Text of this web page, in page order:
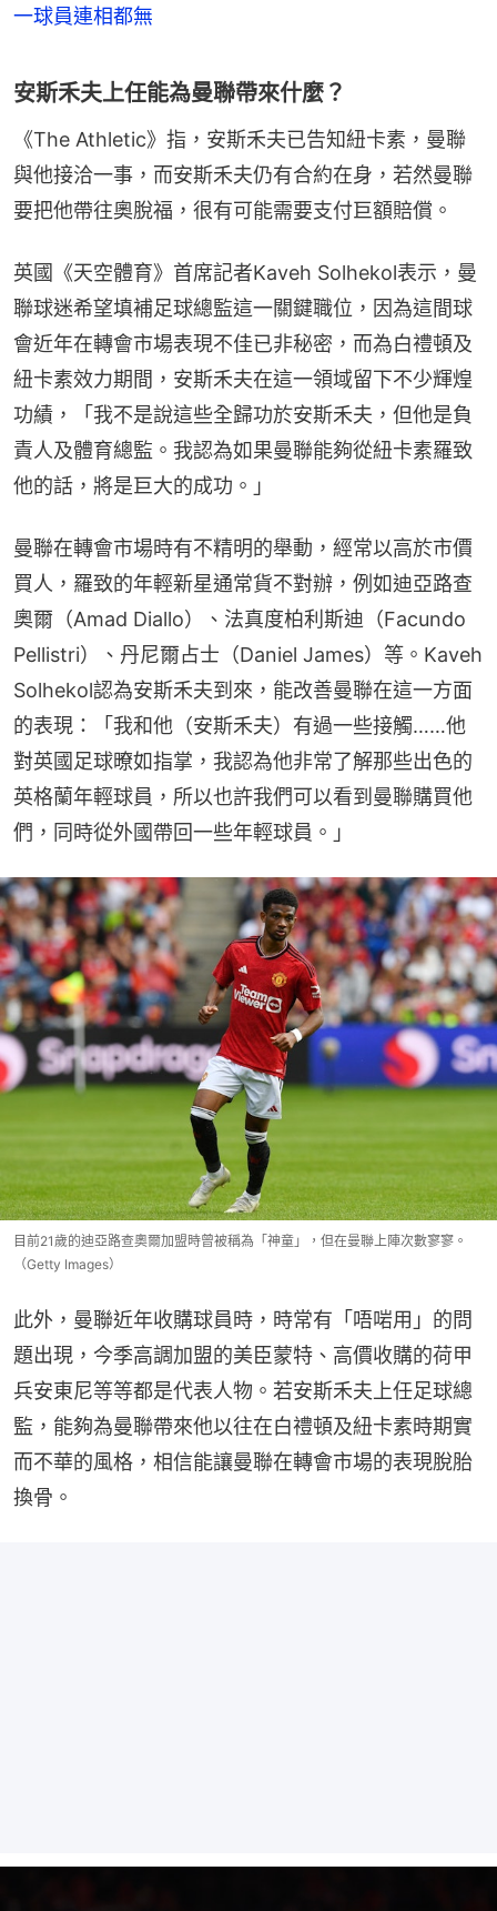
一球員連相都無
安斯禾夫上任能為曼聯帶來什麼？
《The Athletic》指，安斯禾夫已告知紐卡素，曼聯
與他接洽一事，而安斯禾夫仍有合約在身，若然曼聯
要把他帶往奧脫福，很有可能需要支付巨額賠償。
英國《天空體育》首席記者Kaveh Solhekol表示，曼
聯球迷希望填補足球總監這一關鍵職位，因為這間球
會近年在轉會市場表現不佳已非秘密，而為白禮頓及
紐卡素效力期間，安斯禾夫在這一領域留下不少輝煌
功績，「我不是說這些全歸功於安斯禾夫，但他是負
責人及體育總監。我認為如果曼聯能夠從紐卡素羅致
他的話，將是巨大的成功。」
曼聯在轉會市場時有不精明的舉動，經常以高於市價
買人，羅致的年輕新星通常貨不對辦，例如迪亞路查
奧爾（Amad Diallo）、法真度柏利斯迪（Facundo
Pellistri）、丹尼爾占士（Daniel James）等。Kaveh
Solhekol認為安斯禾夫到來，能改善曼聯在這一方面
的表現：「我和他（安斯禾夫）有過一些接觸……他
對英國足球暸如指掌，我認為他非常了解那些出色的
英格蘭年輕球員，所以也許我們可以看到曼聯購買他
們，同時從外國帶回一些年輕球員。」
目前21歲的迪亞路查奧爾加盟時曾被稱為「神童」，但在曼聯上陣次數寥寥。
（Getty Images）
此外，曼聯近年收購球員時，時常有「唔啱用」的問
題出現，今季高調加盟的美臣蒙特、高價收購的荷甲
兵安東尼等等都是代表人物。若安斯禾夫上任足球總
監，能夠為曼聯帶來他以往在白禮頓及紐卡素時期實
而不華的風格，相信能讓曼聯在轉會市場的表現脫胎
換骨。